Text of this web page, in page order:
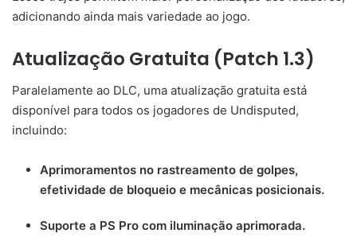
adicionando ainda mais variedade ao jogo.
Atualização Gratuita (Patch 1.3)
Paralelamente ao DLC, uma atualização gratuita está
disponível para todos os jogadores de Undisputed,
incluindo:
Aprimoramentos no rastreamento de golpes,
efetividade de bloqueio e mecânicas posicionais.
Suporte a PS Pro com iluminação aprimorada.